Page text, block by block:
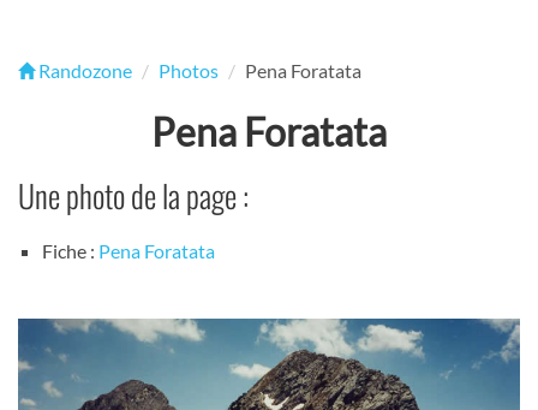
Randozone Photos Pena Foratata
Pena Foratata
Une photo de la page :
Fiche : Pena Foratata